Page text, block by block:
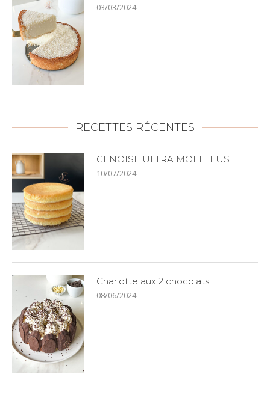
03/03/2024
RECETTES RÉCENTES
GENOISE ULTRA MOELLEUSE
10/07/2024
Charlotte aux 2 chocolats
08/06/2024